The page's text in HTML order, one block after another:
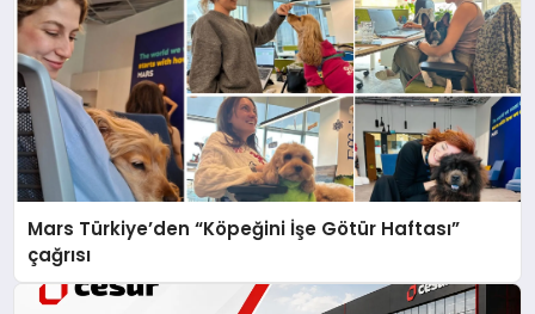
Mars Türkiye’den “Köpeğini İşe Götür Haftası”
çağrısı